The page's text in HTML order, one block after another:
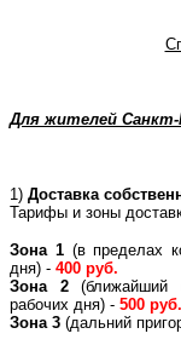
Для жителей Санкт-
1) Доставка
Тарифы и зоны
Зона 1(в пределах
дня) - 400 руб.
Зона 2(ближайший
рабочих дня) - 500 руб.
Зона 3 (дальний